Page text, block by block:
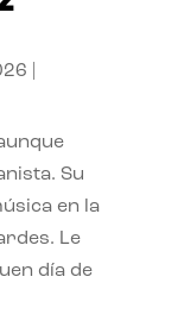
Su
en la
Le
día de